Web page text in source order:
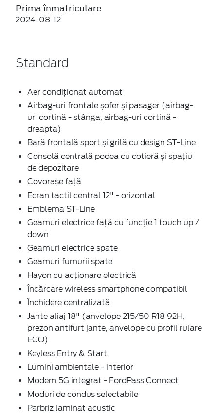
Prima înmatriculare
2024-08-12
Standard
Aer condiționat automat
Airbag-uri frontale șofer și pasager (airbag-
uri cortină - stânga, airbag-uri cortină -
dreapta)
Bară frontală sport și grilă cu design ST-Line
Consolă centrală podea cu cotieră și spațiu
de depozitare
Covorașe față
Ecran tactil central 12" - orizontal
Emblema ST-Line
Geamuri electrice față cu funcție 1 touch up /
down
Geamuri electrice spate
Geamuri fumurii spate
Hayon cu acționare electrică
Încărcare wireless smartphone compatibil
Închidere centralizată
Jante aliaj 18" (anvelope 215/50 R18 92H,
prezon antifurt jante, anvelope cu profil rulare
ECO)
Keyless Entry & Start
Lumini ambientale - interior
Modem 5G integrat - FordPass Connect
Moduri de condus selectabile
Parbriz laminat acustic